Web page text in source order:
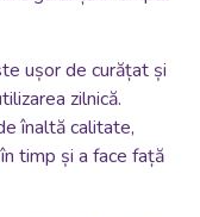
ușor de curățat și
zilnică.
înaltă calitate,
timp și a face față